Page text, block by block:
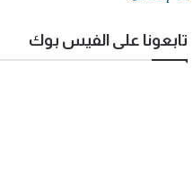
تابعونا على الفيس بوك